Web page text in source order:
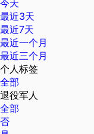
今天
最近3天
最近7天
最近一个月
最近三个月
个人标签
全部
退役军人
全部
否